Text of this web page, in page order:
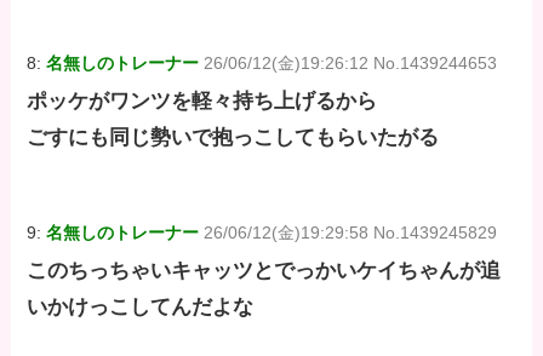
8:名無しのトレーナー 26/06/12(金)19:26:12 No.1439244653
ポッケがワンツを軽々持ち上げるから
ごすにも同じ勢いで抱っこしてもらいたがる
9:名無しのトレーナー 26/06/12(金)19:29:58 No.1439245829
このちっちゃいキャッツとでっかいケイちゃんが追
いかけっこしてんだよな